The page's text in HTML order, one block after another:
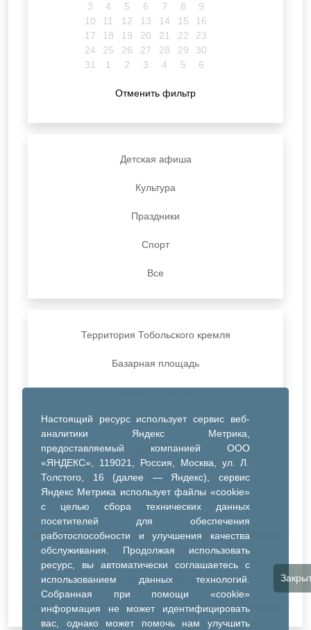
Настоящий ресурс использует сервис веб-
аналитики Яндекс Метрика,
предоставляемый компанией ООО
«ЯНДЕКС», 119021, Россия, Москва, ул. Л.
Толстого, 16 (далее — Яндекс), сервис
Яндекс Метрика использует файлы «cookie»
с целью сбора технических данных
посетителей для обеспечения
работоспособности и улучшения качества
обслуживания. Продолжая использовать
ресурс, вы автоматически соглашаетесь с
использованием данных технологий.
Собранная при помощи «cookie»
информация не может идентифицировать
вас, однако может помочь нам улучшить
3
4 5 6 7 8
9
10
11 12 13 14 15
16
17
18 19 20 21 22
23
24
25 26 27 28 29
30
31
1 2 3 4 5 6
Отменить фильтр
Детская афиша
Культура
Праздники
Спорт
Все
Территория Тобольского кремля
Базарная площадь
ДК Синтез
ДК Речник
ДК Водник
Иное
Очистить все фильтры